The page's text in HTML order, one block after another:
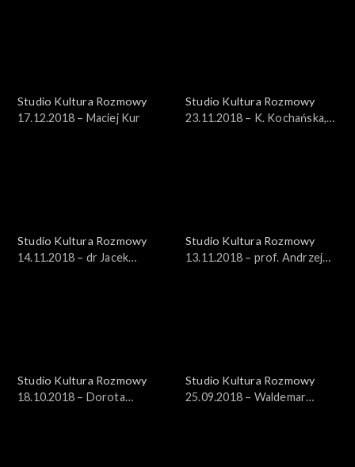
Studio Kultura Rozmowy
17.12.2018 – Maciej Kur
Studio Kultura Rozmowy
23.11.2018 – K. Kochańska,
Studio Kultura Rozmowy
14.11.2018 – dr Jacek
Studio Kultura Rozmowy
13.11.2018 – prof. Andrzej
Studio Kultura Rozmowy
18.10.2018 – Dorota
Studio Kultura Rozmowy
25.09.2018 – Waldemar